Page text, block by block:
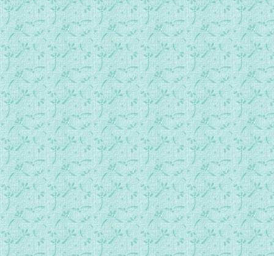
第0278首 让你去到那边.mp3
第0279首 被囚归来.mp3
第0280首 上山下山.mp3
第0281首 一同跟主走天涯.mp3
第0282首 主，我们需要你.mp3
第0283首 参孙.mp3
第0284首 复兴的点燃.mp3
第0285首 主爱催人泪下.mp3
第0286首 永住神的殿.mp3
第0287首 唤醒中华.mp3
第0288首 我们不后悔.mp3
第0289首 为你送行.mp3